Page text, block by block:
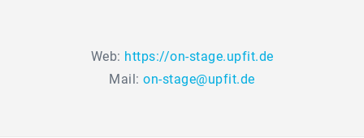
Web: https://on-stage.upfit.de
Mail:on-stage@upfit.de